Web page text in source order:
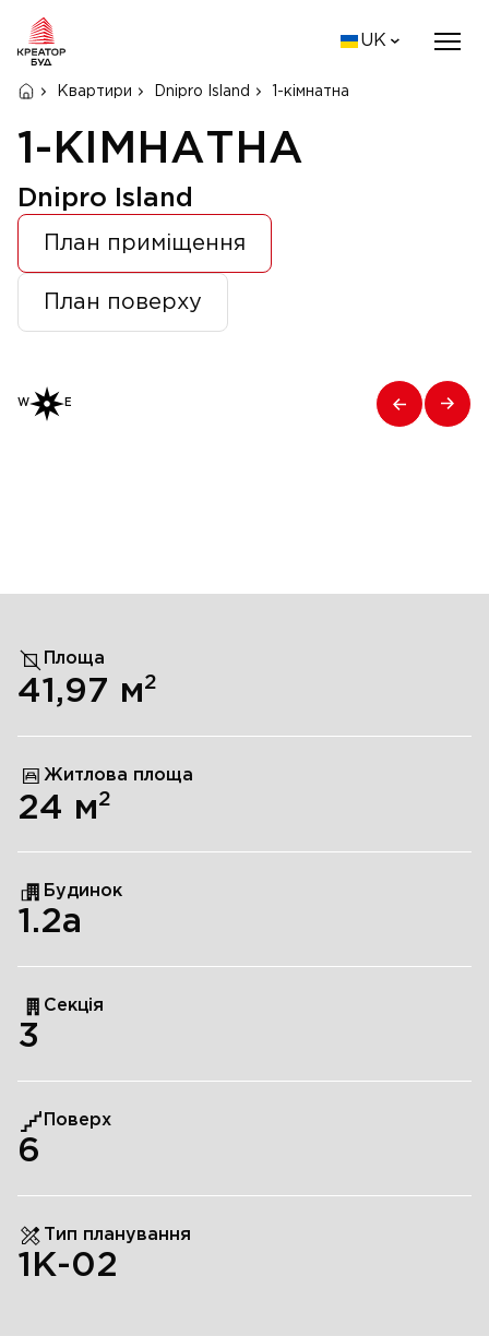
UK
Квартири Dnipro Island 1-кімнатна
1-КІМНАТНА
Dnipro Island
План приміщення
План поверху
W E
Площа
41,97 м2
Житлова площа
24 м2
Будинок
1.2а
Секція
3
Поверх
6
Тип планування
1К-02